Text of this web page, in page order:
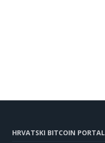
HRVATSKI BITCOIN PORTAL